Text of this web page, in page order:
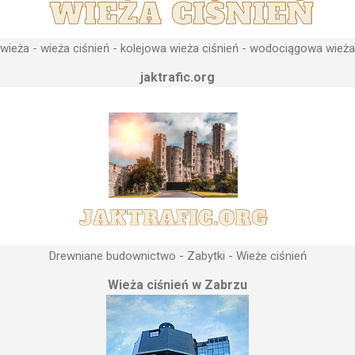
- wieża ciśnień - kolejowa wieża ciśnień - wodociągowa
jaktrafic.org
Drewniane budownictwo - Zabytki - Wieże ciśnień
Wieża ciśnień w Zabrzu